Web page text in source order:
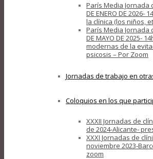
París Media Jornada
DE ENERO DE 2026-
la clínica (los niños,
París Media Jornada
DE MAYO DE 2025-
modernas de la
psicosis – Por Zoom
Jornadas de trabajo en
Coloquios en los que
XXXII Jornadas de
de 2024-Alicante-
XXXI Jornadas de
noviembre 2023-
zoom